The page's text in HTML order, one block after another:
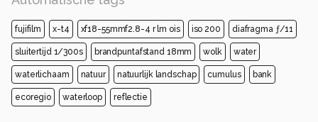
fujifilm x-t4 xf18-55mmf2.8-4 r lm ois iso 200 diafragma ƒ/11
sluitertijd 1/300s brandpuntafstand 18mm wolk water
waterlichaam natuur natuurlijk landschap cumulus bank
ecoregio waterloop reflectie